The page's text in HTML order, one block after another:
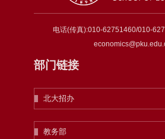
电话(传真):010-62751460/010-
部门链接
北大招办
教务部